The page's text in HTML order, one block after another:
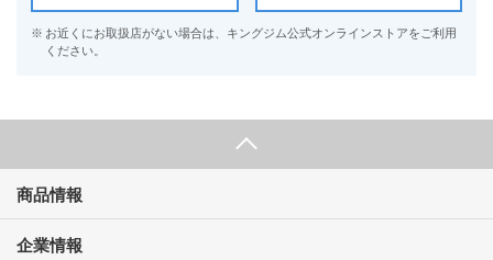
※ お近くにお取扱店がない場合は、キングジム公式オンラインストアをご利用
ください。
商品情報
企業情報